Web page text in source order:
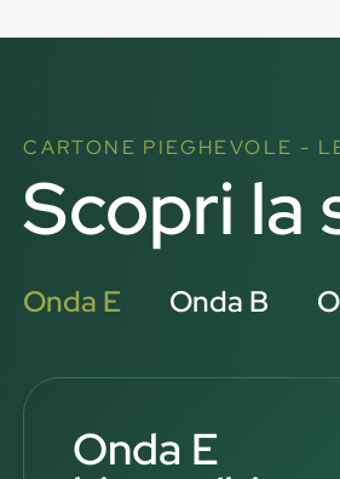
CARTONE PIEGHEVOLE -
Scopri la
Onda E Onda B
Onda E